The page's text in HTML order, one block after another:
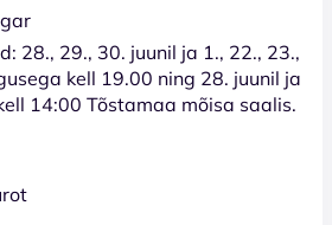
28., 29., 30. juunil ja 1., 22., 23.,
kell 19.00 ning 28. juunil ja
14:00 Tõstamaa mõisa saalis.